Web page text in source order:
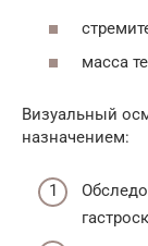
масса
Визуальный
назначением: